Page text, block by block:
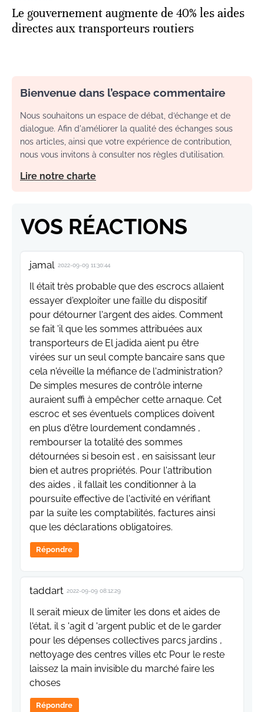
Le gouvernement augmente de 40% les aides
directes aux transporteurs routiers
Bienvenue dans l’espace commentaire
Nous souhaitons un espace de débat, d’échange et de
dialogue. Afin d'améliorer la qualité des échanges sous
nos articles, ainsi que votre expérience de contribution,
nous vous invitons à consulter nos règles d’utilisation.
Lire notre charte
VOS RÉACTIONS
jamal 2022-09-09 11:30:44
Il était très probable que des escrocs allaient
essayer d'exploiter une faille du dispositif
pour détourner l'argent des aides. Comment
se fait 'il que les sommes attribuées aux
transporteurs de El jadida aient pu être
virées sur un seul compte bancaire sans que
cela n'éveille la méfiance de l'administration?
De simples mesures de contrôle interne
auraient suffi à empêcher cette arnaque. Cet
escroc et ses éventuels complices doivent
en plus d'être lourdement condamnés ,
rembourser la totalité des sommes
détournées si besoin est , en saisissant leur
bien et autres propriétés. Pour l'attribution
des aides , il fallait les conditionner à la
poursuite effective de l'activité en vérifiant
par la suite les comptabilités, factures ainsi
que les déclarations obligatoires.
Répondre
taddart 2022-09-09 08:12:29
Il serait mieux de limiter les dons et aides de
l'état, il s 'agit d 'argent public et de le garder
pour les dépenses collectives parcs jardins ,
nettoyage des centres villes etc Pour le reste
laissez la main invisible du marché faire les
choses
Répondre